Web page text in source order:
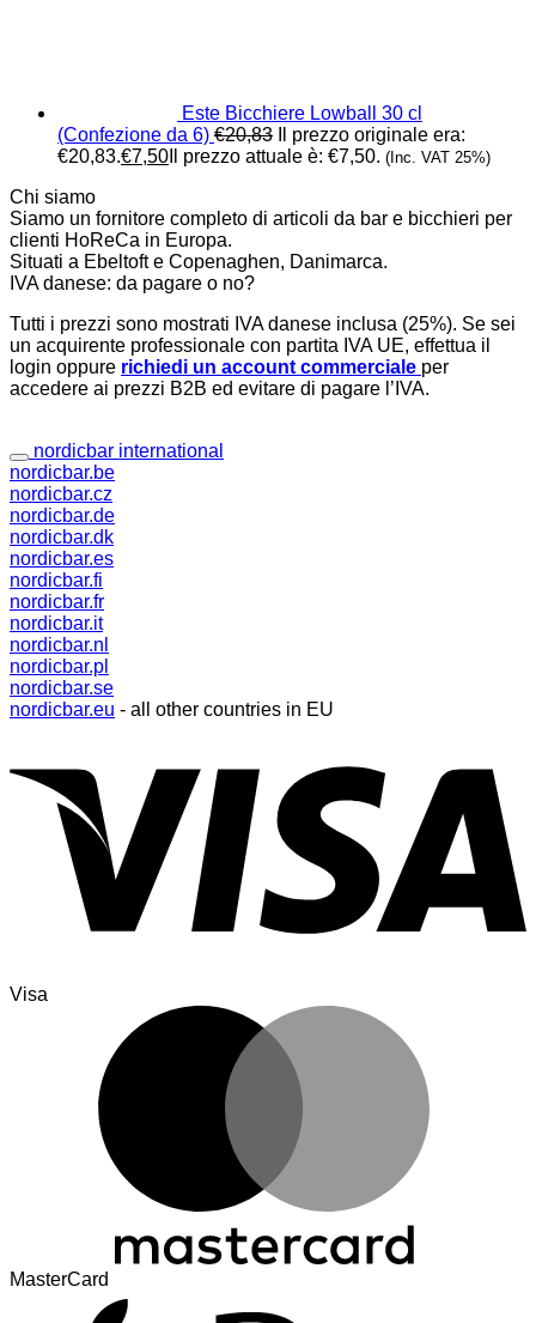
Este Bicchiere Lowball 30 cl
(Confezione da 6) €20,83
Il prezzo originale era:
€20,83.€7,50 Il prezzo attuale è: €7,50. (Inc. VAT 25%)
Chi siamo
Siamo un fornitore completo di articoli da bar e bicchieri per
clienti HoReCa in Europa.
Situati a Ebeltoft e Copenaghen, Danimarca.
IVA danese: da pagare o no?
Tutti i prezzi sono mostrati IVA danese inclusa (25%). Se sei
un acquirente professionale con partita IVA UE, effettua il
login oppure richiedi un account commerciale per
accedere ai prezzi B2B ed evitare di pagare l’IVA.
nordicbar international
nordicbar.be
nordicbar.cz
nordicbar.de
nordicbar.dk
nordicbar.es
nordicbar.fi
nordicbar.fr
nordicbar.it
nordicbar.nl
nordicbar.pl
nordicbar.se
nordicbar.eu - all other countries in EU
Visa
MasterCard